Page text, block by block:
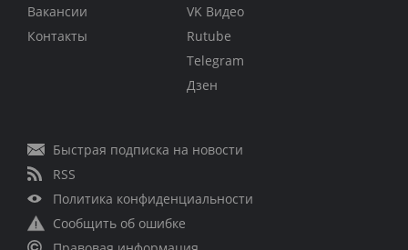
Вакансии
Контакты
VK Видео
Rutube
Telegram
Дзен
Быстрая подписка на новости
RSS
Политика конфиденциальности
Сообщить об ошибке